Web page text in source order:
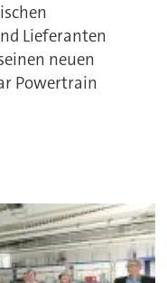
Lieferanten
neuen
Powertrain